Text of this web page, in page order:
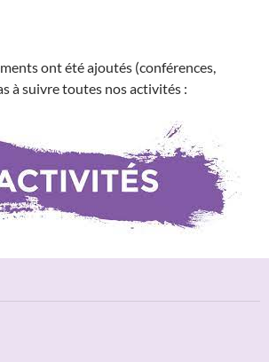
ont été ajoutés (conférences,
à suivre toutes nos activités :